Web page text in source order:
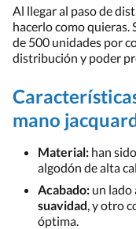
Al llegar al paso de
hacerlo como quieras.
de 500 unidades por
distribución y poder
mano
Material: han
algodón de alta
Acabado: un lado
suavidad, y otro
óptima.